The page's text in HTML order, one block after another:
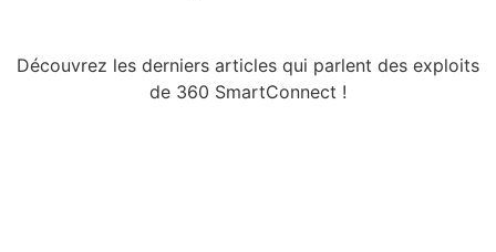
Découvrez les derniers articles qui parlent des exploits
de 360 SmartConnect !